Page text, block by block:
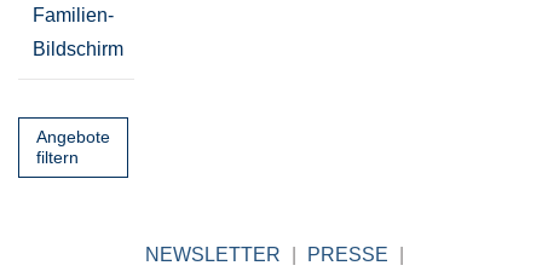
Familien-
Bildschirm
Angebote
filtern
NEWSLETTER PRESSE